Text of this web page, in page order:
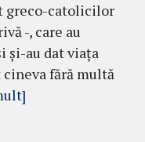
greco-catolicilor
-, care au
și-au dat viața
fără multă